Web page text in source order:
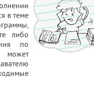
в теме
либо
по
может